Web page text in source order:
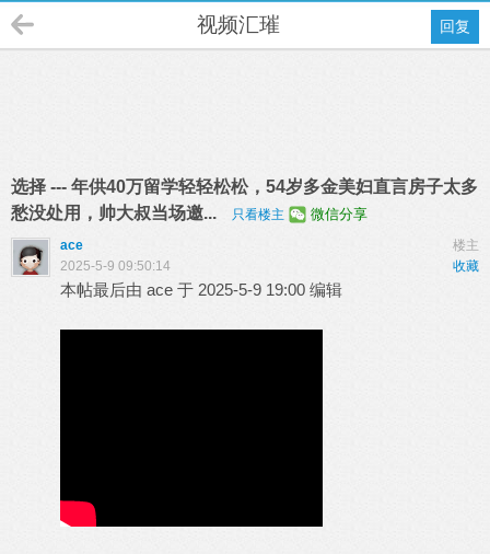
回复
视频汇璀
选择 --- 年供40万留学轻轻松松，54岁多金美妇直言房子太多
愁没处用，帅大叔当场邀...
只看楼主 微信分享
楼主
ace
收藏
2025-5-9 09:50:14
本帖最后由 ace 于 2025-5-9 19:00 编辑